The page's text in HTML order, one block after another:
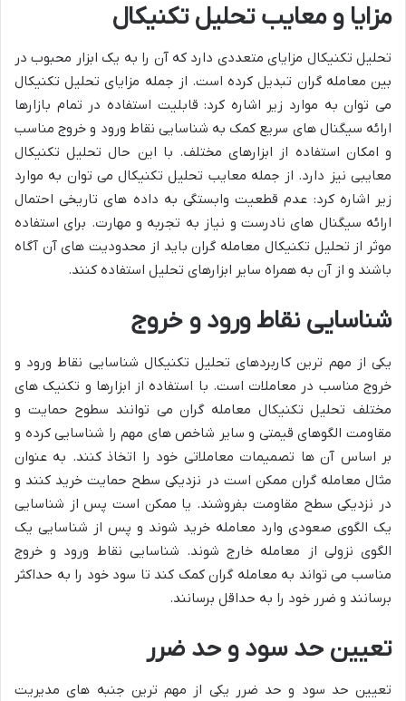
مزایا و معایب تحلیل تکنیکال
تحلیل تکنیکال مزایای متعددی دارد که آن را به یک ابزار محبوب در
بین معامله گران تبدیل کرده است. از جمله مزایای تحلیل تکنیکال
می توان به موارد زیر اشاره کرد: قابلیت استفاده در تمام بازارها
ارائه سیگنال های سریع کمک به شناسایی نقاط ورود و خروج مناسب
و امکان استفاده از ابزارهای مختلف. با این حال تحلیل تکنیکال
معایبی نیز دارد. از جمله معایب تحلیل تکنیکال می توان به موارد
زیر اشاره کرد: عدم قطعیت وابستگی به داده های تاریخی احتمال
ارائه سیگنال های نادرست و نیاز به تجربه و مهارت. برای استفاده
موثر از تحلیل تکنیکال معامله گران باید از محدودیت های آن آگاه
باشند و از آن به همراه سایر ابزارهای تحلیل استفاده کنند.
شناسایی نقاط ورود و خروج
یکی از مهم ترین کاربردهای تحلیل تکنیکال شناسایی نقاط ورود و
خروج مناسب در معاملات است. با استفاده از ابزارها و تکنیک های
مختلف تحلیل تکنیکال معامله گران می توانند سطوح حمایت و
مقاومت الگوهای قیمتی و سایر شاخص های مهم را شناسایی کرده و
بر اساس آن ها تصمیمات معاملاتی خود را اتخاذ کنند. به عنوان
مثال معامله گران ممکن است در نزدیکی سطح حمایت خرید کنند و
در نزدیکی سطح مقاومت بفروشند. یا ممکن است پس از شناسایی
یک الگوی صعودی وارد معامله خرید شوند و پس از شناسایی یک
الگوی نزولی از معامله خارج شوند. شناسایی نقاط ورود و خروج
مناسب می تواند به معامله گران کمک کند تا سود خود را به حداکثر
برسانند و ضرر خود را به حداقل برسانند.
تعیین حد سود و حد ضرر
تعیین حد سود و حد ضرر یکی از مهم ترین جنبه های مدیریت